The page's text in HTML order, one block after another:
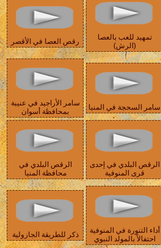
تمهيد للعب بالعصا
(الرش)
رقص العصا في الأقصر
سامر السحجة في المنيا
سامر الأراجيد في عنيبة
بمحافظة أسوان
الرقص البلدي في إحدى
قرى المنوفية
الرقص البلدي في
محافظة المنيا
أداء التنورة في المنوفية
احتفالاً بالمولد النبوي
ذكر للطريقة الجازولية